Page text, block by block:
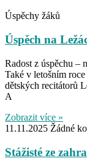
Úspěchy žáků
Úspěch na
Radost z úspěchu –
Také v letošním
dětských recitátorů
A
Zobrazit více »
11.11.2025 Žádné
Stážisté ze